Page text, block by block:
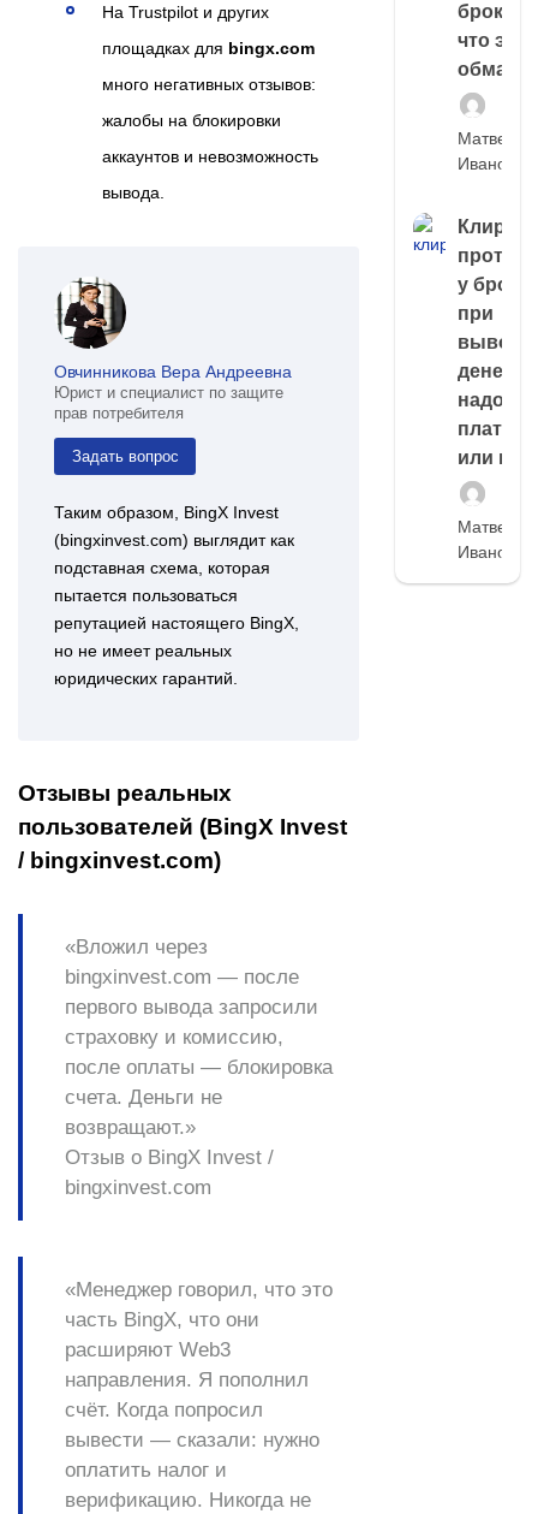
На Trustpilot и других
площадках для bingx.com
много негативных отзывов:
жалобы на блокировки
аккаунтов и невозможность
вывода.
Овчинникова Вера Андреевна
Юрист и специалист по защите
прав потребителя
Задать вопрос
Таким образом, BingX Invest
(bingxinvest.com) выглядит как
подставная схема, которая
пытается пользоваться
репутацией настоящего BingX,
но не имеет реальных
юридических гарантий.
Отзывы реальных
пользователей (BingX Invest
/ bingxinvest.com)
«Вложил через
bingxinvest.com — после
первого вывода запросили
страховку и комиссию,
после оплаты — блокировка
счета. Деньги не
возвращают.»
Отзыв о BingX Invest /
bingxinvest.com
«Менеджер говорил, что это
часть BingX, что они
расширяют Web3
направления. Я пополнил
счёт. Когда попросил
вывести — сказали: нужно
оплатить налог и
верификацию. Никогда не
что это,
обман?
Матвей
Иванов
Клиринг
у
при
выводе
денег,
надо
платить
или
Матвей
Иванов